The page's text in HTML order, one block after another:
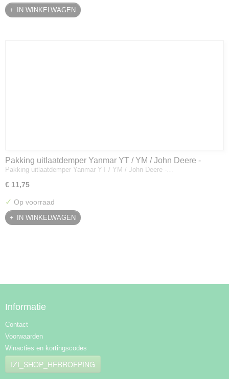
IN WINKELWAGEN
Pakking uitlaatdemper Yanmar YT / YM / John Deere -
128300-13230
Pakking uitlaatdemper Yanmar YT / YM / John Deere -…
€ 11,75
✓ Op voorraad
IN WINKELWAGEN
Informatie
Contact
Voorwaarden
Winacties en kortingscodes
IZI_SHOP_HERROEPING